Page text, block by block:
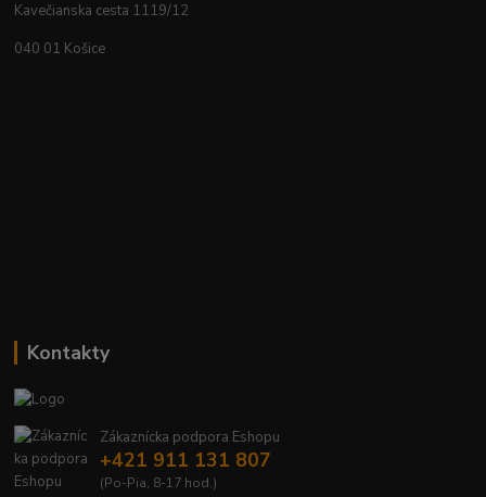
Kavečianska cesta 1119/12
040 01 Košice
Kontakty
Zákaznícka podpora Eshopu
+421 911 131 807
(Po-Pia, 8-17 hod.)